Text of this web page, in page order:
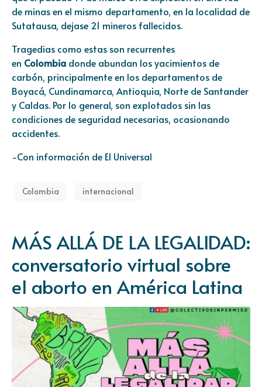
de minas en el mismo departamento, en la localidad de
Sutatausa, dejase 21 mineros fallecidos.
Tragedias como estas son recurrentes
en Colombia donde abundan los yacimientos de
carbón, principalmente en los departamentos de
Boyacá, Cundinamarca, Antioquia, Norte de Santander
y Caldas. Por lo general, son explotados sin las
condiciones de seguridad necesarias, ocasionando
accidentes.
-Con información de El Universal
Colombia internacional
MÁS ALLÁ DE LA LEGALIDAD:
conversatorio virtual sobre
el aborto en América Latina